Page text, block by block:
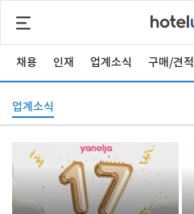
채용 인재 업계소식 구매/견적
업계소식